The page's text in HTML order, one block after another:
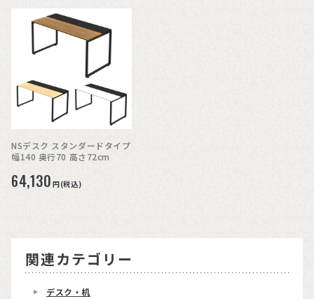
NSデスク スタンダードタイプ
幅140 奥行70 高さ72cm
64,130 円(税込)
関連カテゴリー
デスク・机